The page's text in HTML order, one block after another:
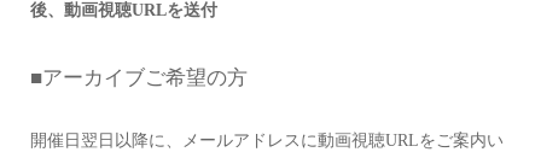
後、動画視聴URLを送付
■アーカイブご希望の方
開催日翌日以降に、メールアドレスに動画視聴URLをご案内い